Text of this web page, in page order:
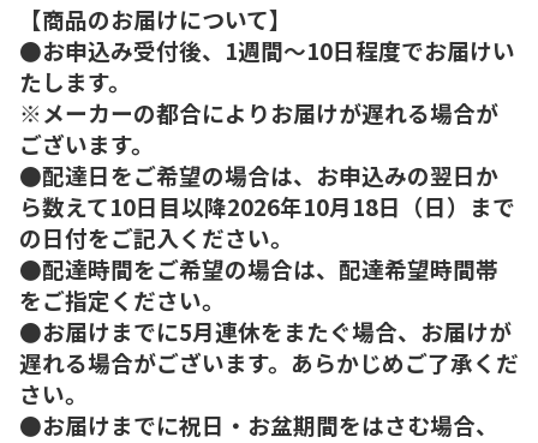
【商品のお届けについて】
●お申込み受付後、1週間～10日程度でお届けい
たします。
※メーカーの都合によりお届けが遅れる場合が
ございます。
●配達日をご希望の場合は、お申込みの翌日か
ら数えて10日目以降2026年10月18日（日）まで
の日付をご記入ください。
●配達時間をご希望の場合は、配達希望時間帯
をご指定ください。
●お届けまでに5月連休をまたぐ場合、お届けが
遅れる場合がございます。あらかじめご了承くだ
さい。
●お届けまでに祝日・お盆期間をはさむ場合、